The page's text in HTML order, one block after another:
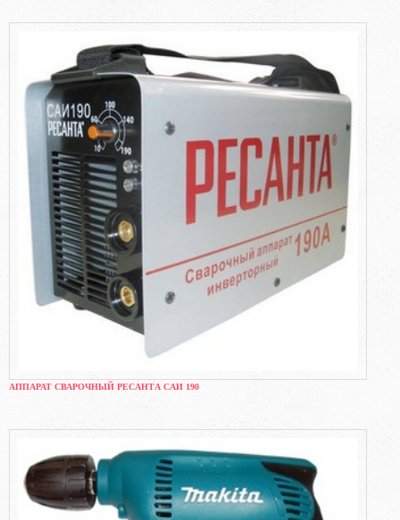
АППАРАТ СВАРОЧНЫЙ РЕСАНТА САИ 190